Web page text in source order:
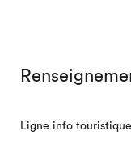
Ligne info